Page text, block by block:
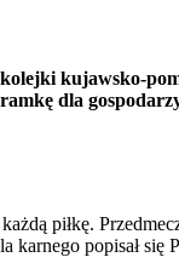
kujawsko-
dla
piłkę.
popisał się